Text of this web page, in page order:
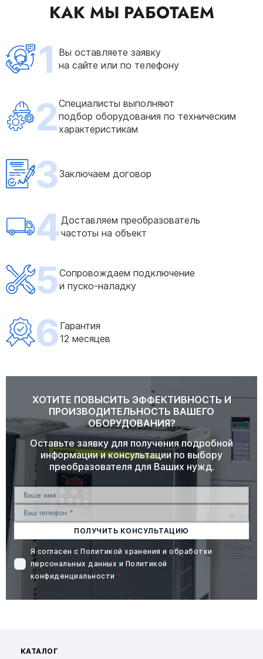
КАК МЫ РАБОТАЕМ
1 Вы оставляете заявку
на сайте или по телефону
2Специалисты выполняют
подбор оборудования по техническим
характеристикам
3Заключаем договор
4Доставляем преобразователь
частоты на объект
5Сопровождаем подключение
и пуско-наладку
6 Гарантия
12 месяцев
ХОТИТЕ ПОВЫСИТЬ ЭФФЕКТИВНОСТЬ И
ПРОИЗВОДИТЕЛЬНОСТЬ ВАШЕГО
ОБОРУДОВАНИЯ?
Оставьте заявку для получения подробной
информации и консультации по выбору
преобразователя для Ваших нужд.
ПОЛУЧИТЬ КОНСУЛЬТАЦИЮ
Я согласен сПолитикой хранения и обработки
персональных данных и Политикой
конфиденциальности *
КАТАЛОГ